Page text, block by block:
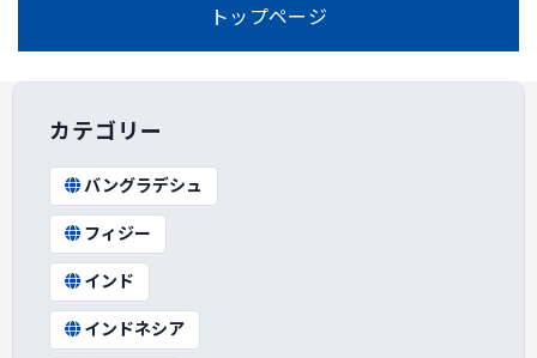
トップページ
カテゴリー
バングラデシュ
フィジー
インド
インドネシア